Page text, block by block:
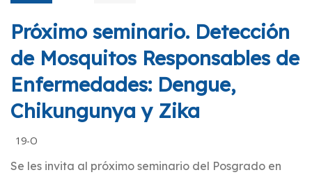
Próximo seminario. Detección
de Mosquitos Responsables de
Enfermedades: Dengue,
Chikungunya y Zika
19-O
Se les invita al próximo seminario del Posgrado en